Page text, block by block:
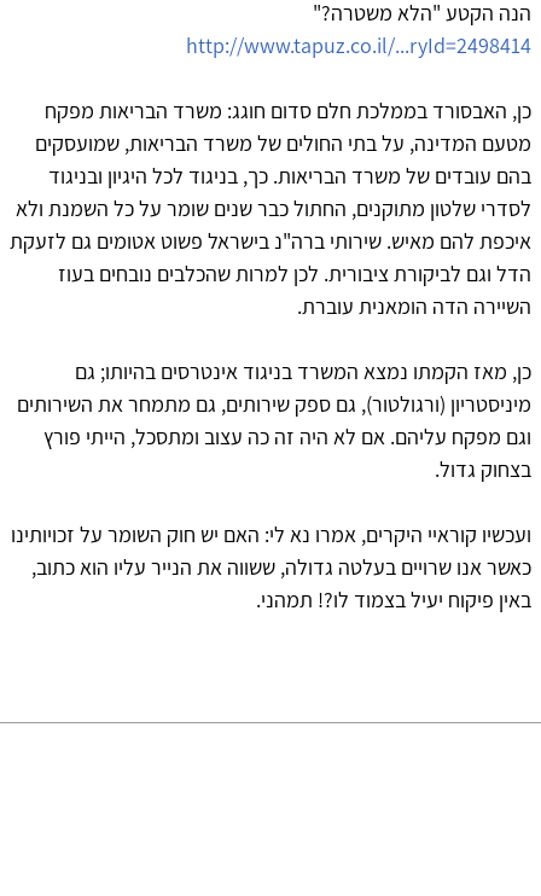
הנה הקטע "הלא משטרה?"
http://www.tapuz.co.il/...ryId=2498414
כן, האבסורד בממלכת חלם סדום חוגג: משרד הבריאות מפקח
מטעם המדינה, על בתי החולים של משרד הבריאות, שמועסקים
בהם עובדים של משרד הבריאות. כך, בניגוד לכל היגיון ובניגוד
לסדרי שלטון מתוקנים, החתול כבר שנים שומר על כל השמנת ולא
איכפת להם מאיש. שירותי ברה"נ בישראל פשוט אטומים גם לזעקת
הדל וגם לביקורת ציבורית. לכן למרות שהכלבים נובחים בעוז
השיירה הדה הומאנית עוברת.
כן, מאז הקמתו נמצא המשרד בניגוד אינטרסים בהיותו; גם
מיניסטריון (ורגולטור), גם ספק שירותים, גם מתמחר את השירותים
וגם מפקח עליהם. אם לא היה זה כה עצוב ומתסכל, הייתי פורץ
בצחוק גדול.
ועכשיו קוראיי היקרים, אמרו נא לי: האם יש חוק השומר על זכויותינו
כאשר אנו שרויים בעלטה גדולה, ששווה את הנייר עליו הוא כתוב,
באין פיקוח יעיל בצמוד לו?! תמהני.